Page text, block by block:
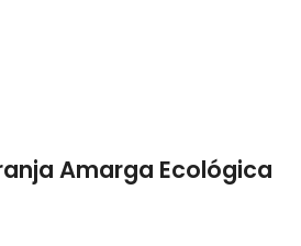
Amarga Ecológica